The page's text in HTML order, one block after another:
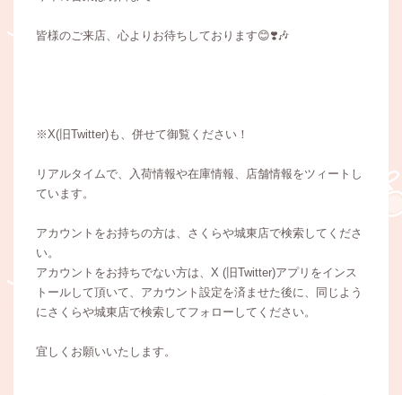
皆様のご来店、心よりお待ちしております😊❣️🎶
※X(旧Twitter)も、併せて御覧ください！
リアルタイムで、入荷情報や在庫情報、店舗情報をツィートし
ています。
アカウントをお持ちの方は、さくらや城東店で検索してくださ
い。
アカウントをお持ちでない方は、X (旧Twitter)アプリをインス
トールして頂いて、アカウント設定を済ませた後に、同じよう
にさくらや城東店で検索してフォローしてください。
宜しくお願いいたします。